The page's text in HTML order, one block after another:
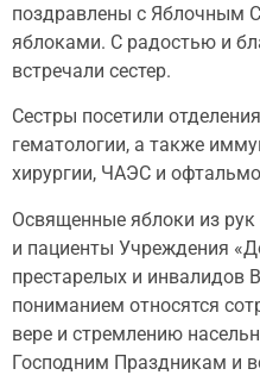
поздравлены с Яблочным
яблоками. С радостью и
встречали сестер.
Сестры посетили
гематологии, а также
хирургии, ЧАЭС и
Освященные яблоки из рук
и пациенты Учреждения
престарелых и инвалидов
пониманием относятся
вере и стремлению
Господним Праздникам и